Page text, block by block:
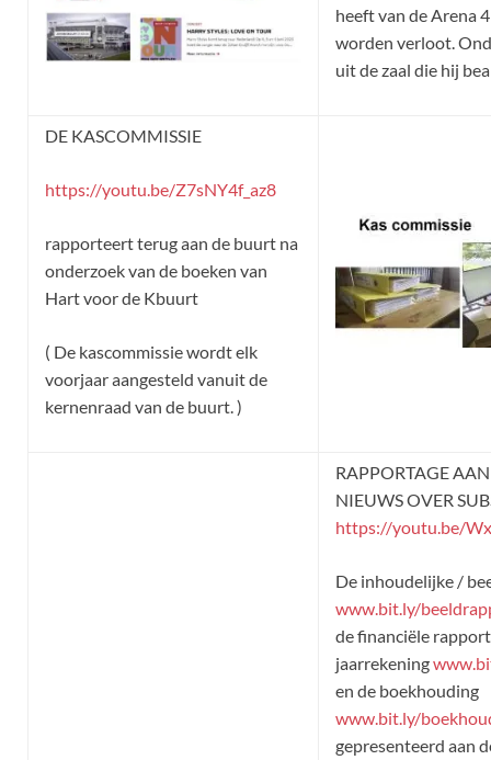
heeft van de Arena
worden verloot.
uit de zaal die hij
DE KASCOMMISSIE
https://youtu.be/Z7sNY4f_az8
rapporteert terug aan de buurt na
onderzoek van de boeken van
Hart voor de Kbuurt
( De kascommissie wordt elk
voorjaar aangesteld vanuit de
kernenraad van de buurt. )
RAPPORTAGE
NIEUWS OVER
https://youtu.be/
De inhoudelijke /
www.bit.ly/
de financiële
jaarrekening
en de boekhouding
www.bit.ly/
gepresenteerd aan